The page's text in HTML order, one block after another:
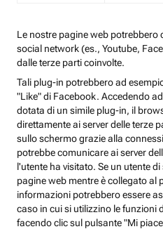
Le nostre pagine web potrebbero
social network (es., Youtube,
dalle terze parti coinvolte.
Tali plug-in potrebbero ad
"Like" di Facebook. Accedendo
dotata di un simile plug-in, il
direttamente ai server delle terze
sullo schermo grazie alla
potrebbe comunicare ai server
l'utente ha visitato. Se un utente
pagine web mentre è collegato al
informazioni potrebbero essere
caso in cui si utilizzino le funzioni
facendo clic sul pulsante "Mi